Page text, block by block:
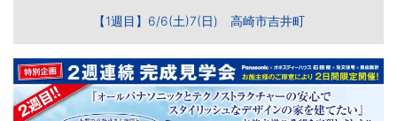
【1週目】6/6(土)7(日) 高崎市吉井町